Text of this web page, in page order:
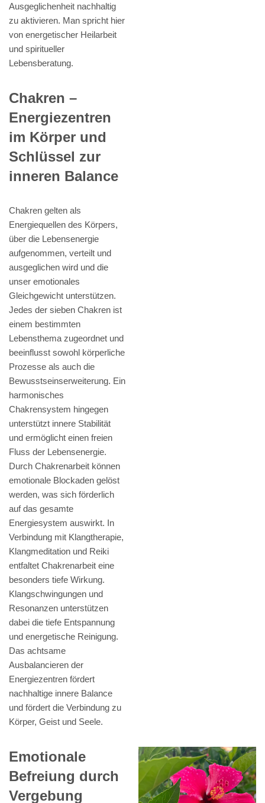
Ausgeglichenheit nachhaltig
zu aktivieren. Man spricht hier
von energetischer Heilarbeit
und spiritueller
Lebensberatung.
Chakren –
Energiezentren
im Körper und
Schlüssel zur
inneren Balance
Chakren gelten als
Energiequellen des Körpers,
über die Lebensenergie
aufgenommen, verteilt und
ausgeglichen wird und die
unser emotionales
Gleichgewicht unterstützen.
Jedes der sieben Chakren ist
einem bestimmten
Lebensthema zugeordnet und
beeinflusst sowohl körperliche
Prozesse als auch die
Bewusstseinserweiterung. Ein
harmonisches
Chakrensystem hingegen
unterstützt innere Stabilität
und ermöglicht einen freien
Fluss der Lebensenergie.
Durch Chakrenarbeit können
emotionale Blockaden gelöst
werden, was sich förderlich
auf das gesamte
Energiesystem auswirkt. In
Verbindung mit Klangtherapie,
Klangmeditation und Reiki
entfaltet Chakrenarbeit eine
besonders tiefe Wirkung.
Klangschwingungen und
Resonanzen unterstützen
dabei die tiefe Entspannung
und energetische Reinigung.
Das achtsame
Ausbalancieren der
Energiezentren fördert
nachhaltige innere Balance
und fördert die Verbindung zu
Körper, Geist und Seele.
Emotionale
Befreiung durch
Vergebung